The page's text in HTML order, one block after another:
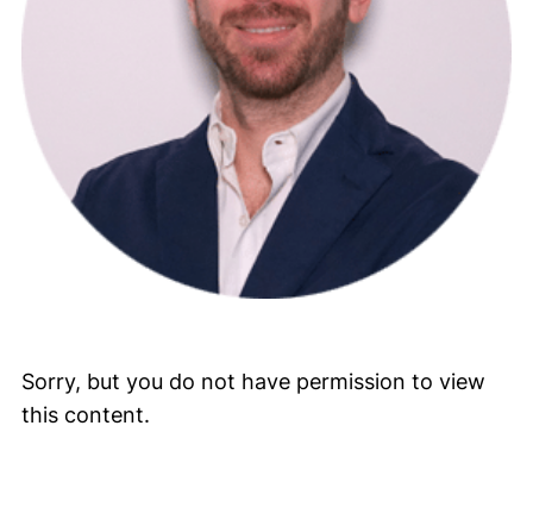
Sorry, but you do not have permission to view
this content.